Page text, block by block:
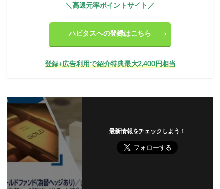
＼高還元率ポイントサイト／
ハピタスへの登録はこちら
登録+広告利用で紹介特典最大2,400円相当
最新情報をチェックしよう！